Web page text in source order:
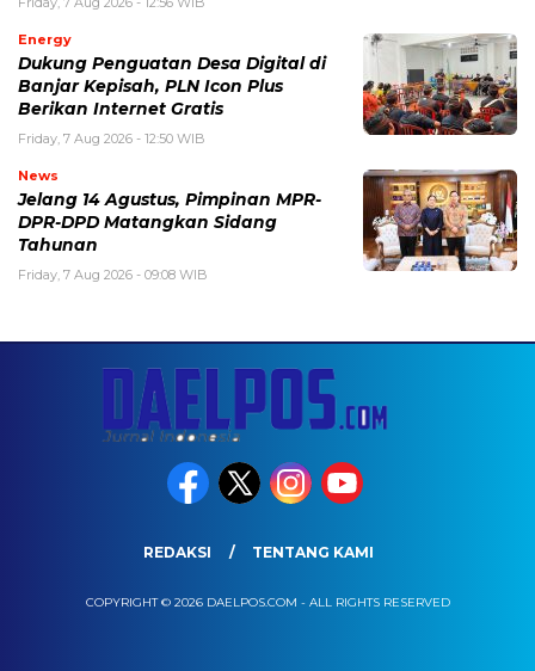
Energy
Dukung Penguatan Desa Digital di
Banjar Kepisah, PLN Icon Plus
Berikan Internet Gratis
Friday, 7 Aug 2026 - 12:50 WIB
News
Jelang 14 Agustus, Pimpinan MPR-
DPR-DPD Matangkan Sidang
Tahunan
Friday, 7 Aug 2026 - 09:08 WIB
REDAKSI TENTANG KAMI
COPYRIGHT © 2026 DAELPOS.COM - ALL RIGHTS RESERVED